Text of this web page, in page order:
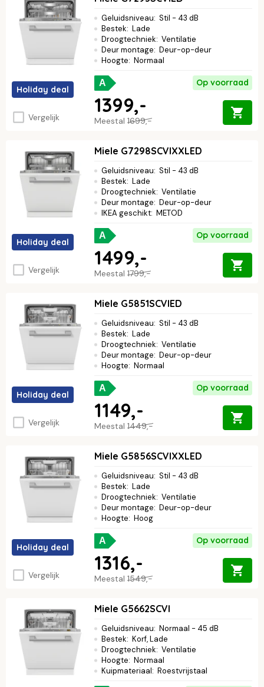
Holiday deal
Vergelijk
Geluidsniveau: Stil - 43 dB
Bestek: Lade
Droogtechniek: Ventilatie
Deur montage: Deur-op-deur
Hoogte: Normaal
A Op voorraad
Meestal 1699,-
1399,-
Holiday deal
Vergelijk
Miele G7298SCVIXXLED
Geluidsniveau: Stil - 43 dB
Bestek: Lade
Droogtechniek: Ventilatie
Deur montage: Deur-op-deur
IKEA geschikt: METOD
A Op voorraad
Meestal 1799,-
1499,-
Holiday deal
Vergelijk
Miele G5851SCVIED
Geluidsniveau: Stil - 43 dB
Bestek: Lade
Droogtechniek: Ventilatie
Deur montage: Deur-op-deur
Hoogte: Normaal
A Op voorraad
Meestal 1449,-
1149,-
Holiday deal
Vergelijk
Miele G5856SCVIXXLED
Geluidsniveau: Stil - 43 dB
Bestek: Lade
Droogtechniek: Ventilatie
Deur montage: Deur-op-deur
Hoogte: Hoog
A Op voorraad
Meestal 1549,-
1316,-
Miele G5662SCVI
Geluidsniveau: Normaal - 45 dB
Bestek: Korf, Lade
Droogtechniek: Ventilatie
Hoogte: Normaal
Kuipmateriaal: Roestvrijstaal